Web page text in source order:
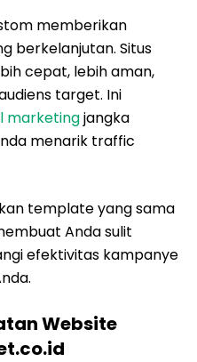
memberikan
berkelanjutan. Situs
cepat, lebih aman,
target. Ini
marketingjangka
menarik traffic
template yang sama
Anda sulit
efektivitas kampanye
Website